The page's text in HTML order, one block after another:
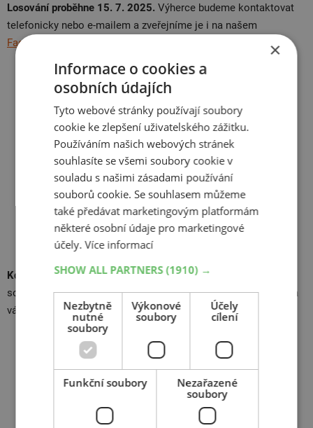
Losování proběhne 15. 7. 2025. Výherce budeme kontaktovat
telefonicky nebo e-mailem a zveřejníme je i na našem
Facebooku
Stačí nakoupit jakékoliv motocyklové pneumatiky u nás v AZ
pneu a vstupenky na MotoGP můžou být vaše.
Kdo nehraje, nevyhraje.Tak nakupte nové moto pneumatiky
sobě nebo někomu blízkému a třeba se štěstí usměje právě na
vás!
Chci nakoupit a vyhrát
×
Informace o cookies a
osobních údajích
Tyto webové stránky používají soubory
cookie ke zlepšení uživatelského zážitku.
Používáním našich webových stránek
souhlasíte se všemi soubory cookie v
souladu s našimi zásadami používání
souborů cookie. Se souhlasem můžeme
také předávat marketingovým platformám
některé osobní údaje pro marketingové
účely.Více informací
SHOW ALL PARTNERS(1910) →
Nezbytně
nutné
soubory
Výkonové
soubory
Účely
cílení
Funkční soubory
Nezařazené
soubory